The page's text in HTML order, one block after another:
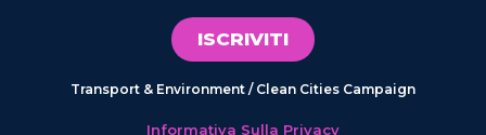
ISCRIVITI
Transport & Environment / Clean Cities Campaign
Informativa Sulla Privacy